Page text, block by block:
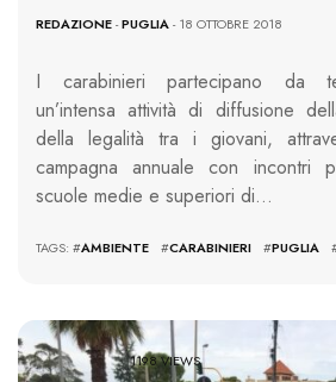
REDAZIONE-PUGLIA- 18 OTTOBRE 2018
I carabinieri partecipano da
un’intensa attività di diffusione
della legalità tra i giovani,
campagna annuale con incontri
scuole medie e superiori di…
TAGS: #AMBIENTE #CARABINIERI #PUGLIA
1198 VIEWS